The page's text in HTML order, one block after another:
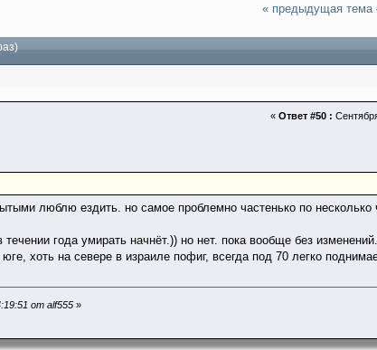
« предыдущая тема
« Ответ #50 :
люблю ездить. но самое проблемно частенько по несколько
года умирать начнёт.)) но нет. пока вообще без изменений.
хоть на севере в израиле пофиг, всегда под 70 легко
от alf555»